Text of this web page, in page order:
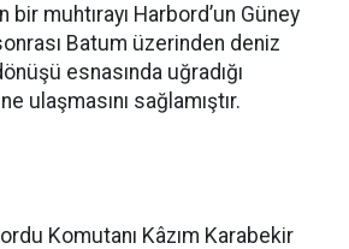
muhtırayı Harbord’un Güney
Batum üzerinden deniz
esnasında uğradığı
ulaşmasını sağlamıştır.
Komutanı Kâzım Karabekir